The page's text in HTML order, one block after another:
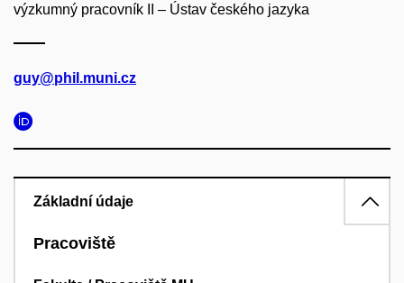
výzkumný pracovník II – Ústav českého jazyka
guy@phil.muni.cz
Základní údaje
Pracoviště